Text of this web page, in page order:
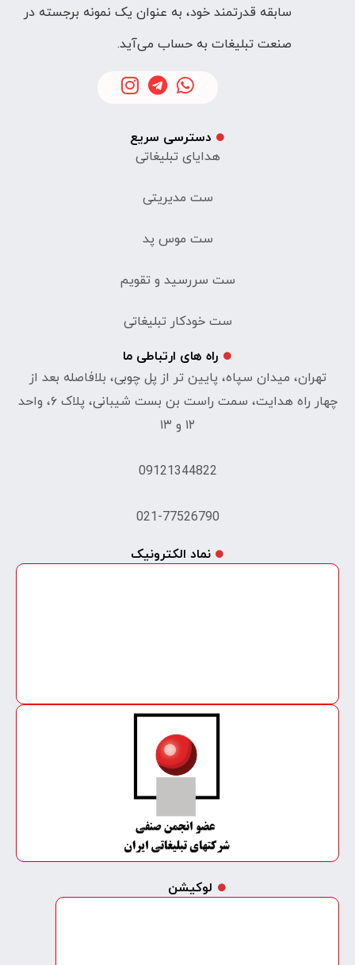
سابقه قدرتمند خود، به عنوان یک نمونه برجسته در
صنعت تبلیغات به حساب می‌آید.
دسترسی سریع
هدایای تبلیغاتی
ست مدیریتی
ست موس پد
ست سررسید و تقویم
ست خودکار تبلیغاتی
راه های ارتباطی ما
تهران، میدان سپاه، پایین تر از پل چوبی، بلافاصله بعد از
چهار راه هدایت، سمت راست بن بست شیبانی، پلاک ۶، واحد
۱۲ و ۱۳
09121344822
021-77526790
نماد الکترونیک
لوکیشن